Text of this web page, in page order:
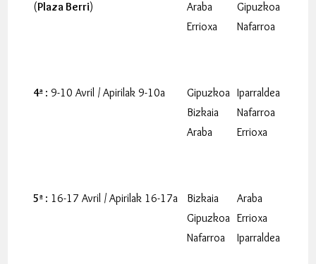
(Plaza Berri)
Araba
Errioxa
Gipuzkoa
Nafarroa
4ª : 9-10 Avril / Apirilak 9-10a
Gipuzkoa
Bizkaia
Araba
Iparraldea
Nafarroa
Errioxa
5ª : 16-17 Avril / Apirilak 16-17a
Bizkaia
Gipuzkoa
Nafarroa
Araba
Errioxa
Iparraldea